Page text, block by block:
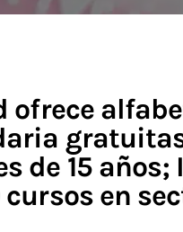
ofrece
de 15
cursos en